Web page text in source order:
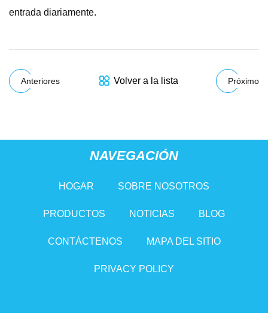
entrada diariamente.
Anteriores Volver a la lista Próximo
NAVEGACIÓN
HOGAR SOBRE NOSOTROS
PRODUCTOS NOTICIAS BLOG
CONTÁCTENOS MAPA DEL SITIO
PRIVACY POLICY